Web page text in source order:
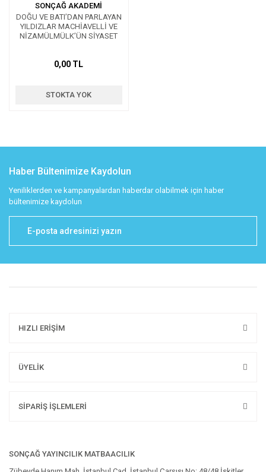
SONÇAĞ AKADEMİ
DOĞU VE BATI’DAN PARLAYAN
YILDIZLAR MACHİAVELLİ VE
NİZAMÜLMÜLK’ÜN SİYASET
0,00 TL
STOKTA YOK
Haber Bültenimize Kaydolun
Yeniliklerden ve kampanyalardan haberdar olabilmek için haber
bültenimize kaydolun
HIZLI ERİŞİM
ÜYELİK
SİPARİŞ İŞLEMLERİ
SONÇAĞ YAYINCILIK MATBAACILIK